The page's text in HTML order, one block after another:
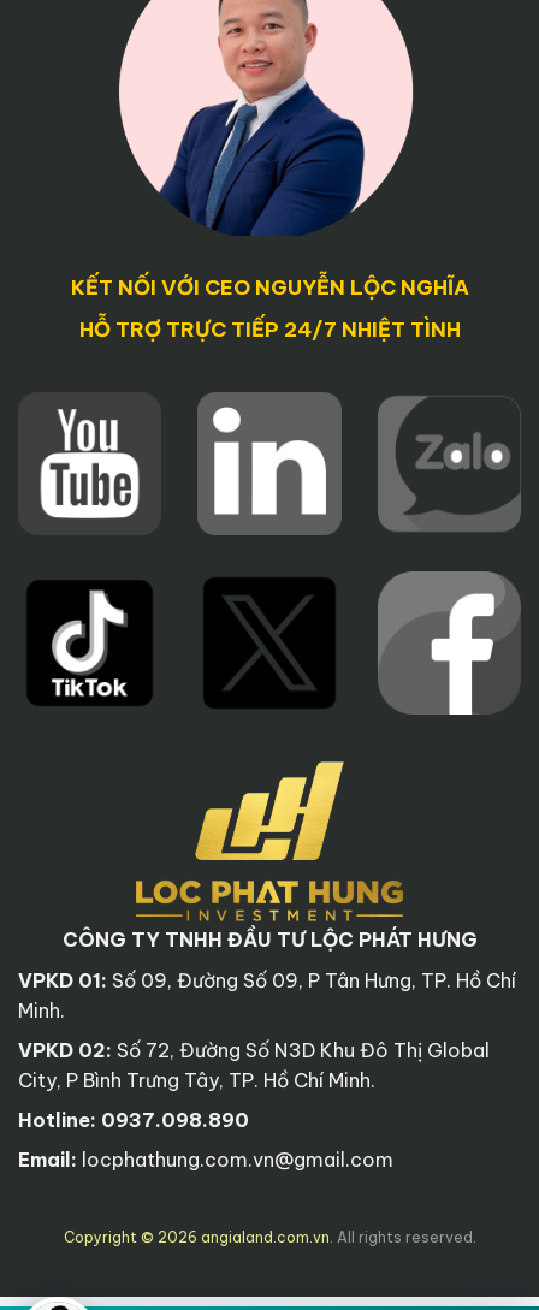
KẾT NỐI VỚI CEO NGUYỄN LỘC NGHĨA
HỖ TRỢ TRỰC TIẾP 24/7 NHIỆT TÌNH
CÔNG TY TNHH ĐẦU TƯ LỘC PHÁT HƯNG
VPKD 01: Số 09, Đường Số 09, P Tân Hưng, TP. Hồ Chí
Minh.
VPKD 02: Số 72, Đường Số N3D Khu Đô Thị Global
City, P Bình Trưng Tây, TP. Hồ Chí Minh.
Hotline: 0937.098.890
Email: locphathung.com.vn@gmail.com
Copyright © 2026 angialand.com.vn . All rights reserved.